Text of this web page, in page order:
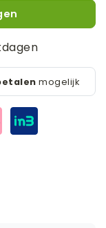
mogelijk